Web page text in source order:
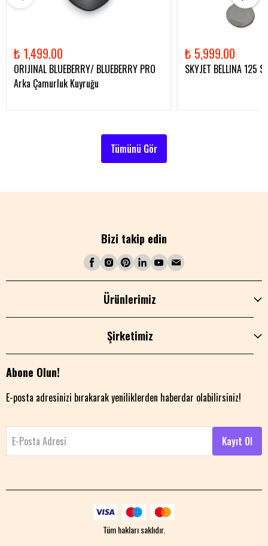
₺ 1,499.00
ORIJINAL BLUEBERRY/ BLUEBERRY PRO
Arka Çamurluk Kuyruğu
₺ 5,999.00
SKYJET BELLINA 125
Tümünü Gör
Bizi takip edin
Ürünlerimiz
Şirketimiz
Abone Olun!
E-posta adresinizi bırakarak yeniliklerden haberdar olabilirsiniz!
E-Posta Adresi Kayıt Ol
Tüm hakları saklıdır.